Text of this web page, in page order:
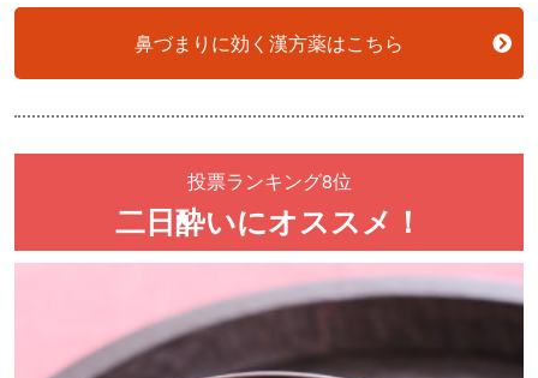
鼻づまりに効く漢方薬はこちら
投票ランキング8位
二日酔いにオススメ！